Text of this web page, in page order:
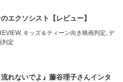
エクソシスト【レビュー】
, キッズ＆ティーン向き映画判定, デ
判定
流れないでよ』藤谷理子さんインタ